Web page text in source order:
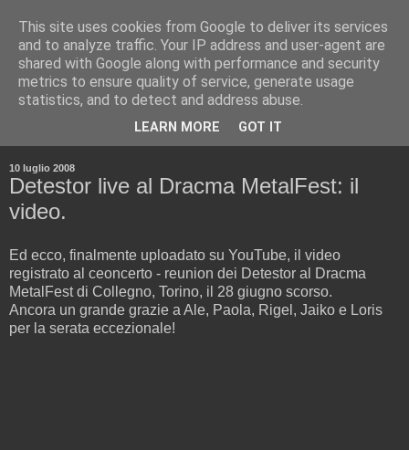
10 luglio 2008
Detestor live al Dracma MetalFest: il
video.
Ed ecco, finalmente uploadato su YouTube, il video
registrato al ceoncerto - reunion dei Detestor al Dracma
MetalFest di Collegno, Torino, il 28 giugno scorso.
Ancora un grande grazie a Ale, Paola, Rigel, Jaiko e Loris
per la serata eccezionale!
This site uses cookies from Google to deliver its services
and to analyze traffic. Your IP address and user-agent are
shared with Google along with performance and security
metrics to ensure quality of service, generate usage
statistics, and to detect and address abuse.
LEARN MORE GOT IT